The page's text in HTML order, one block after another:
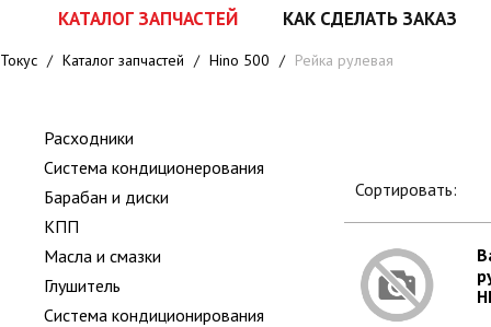
КАТАЛОГ ЗАПЧАСТЕЙ КАК СДЕЛАТЬ ЗАКАЗ
Токус / Каталог запчастей / Hino 500 / Рейка рулевая
Расходники
Система кондиционерования
Барабан и диски
КПП
Масла и смазки
Глушитель
Система кондиционирования
Сортировать: